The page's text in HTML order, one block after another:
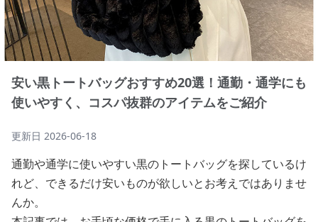
安い黒トートバッグおすすめ20選！通勤・通学にも
使いやすく、コスパ抜群のアイテムをご紹介
更新日 2026-06-18
通勤や通学に使いやすい黒のトートバッグを探しているけ
れど、できるだけ安いものが欲しいとお考えではありませ
んか。